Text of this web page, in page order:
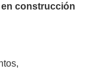
construcción